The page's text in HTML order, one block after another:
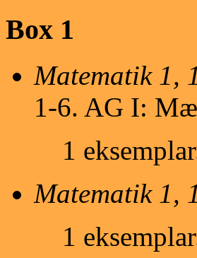
Box 1
Matematik 1,
1-6. AG I:
1
Matematik 1,
1